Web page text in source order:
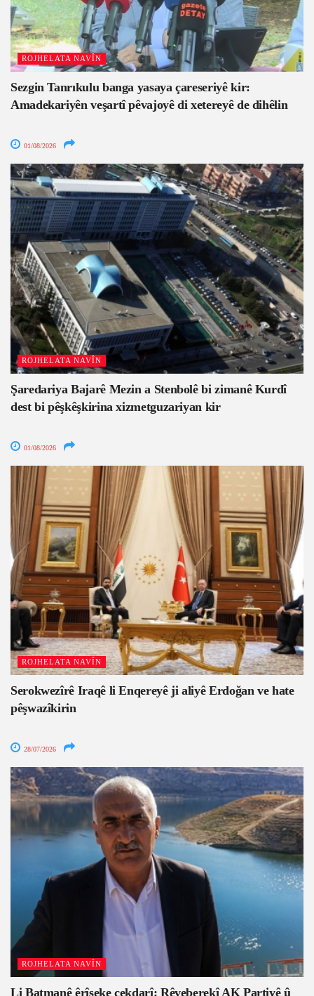
ROJHELATA NAVÎN
Sezgin Tanrıkulu banga yasaya çareseriyê kir:
Amadekariyên veşartî pêvajoyê di xetereyê de dihêlin
01/08/2026
ROJHELATA NAVÎN
Şaredariya Bajarê Mezin a Stenbolê bi zimanê Kurdî
dest bi pêşkêşkirina xizmetguzariyan kir
01/08/2026
ROJHELATA NAVÎN
Serokwezîrê Iraqê li Enqereyê ji aliyê Erdoğan ve hate
pêşwazîkirin
28/07/2026
ROJHELATA NAVÎN
Li Batmanê êrîşeke çekdarî: Rêveberekî AK Partiyê û